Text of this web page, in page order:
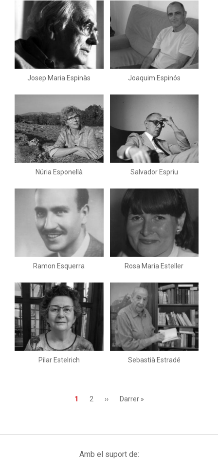
Josep Maria Espinàs Joaquim Espinós
Núria Esponellà Salvador Espriu
Ramon Esquerra Rosa Maria Esteller
Pilar Estelrich Sebastià Estradé
Pàgina
1 Page
2
Pàgina
››
Última
Darrer »
Amb el suport de: